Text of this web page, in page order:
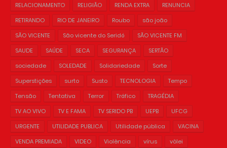
RELACIONAMENTO
RELIGIÃO RENDA EXTRA
RENUNCIA
RETIRANDO
RIO DE JANEIRO Roubo
são joão
SÃO VICENTE
São vicente do Seridó
SÃO VICENTE FM
SAUDE
SAÚDE SECA SEGURANÇA
SERTÃO
sociedade
SOLEDADE Solidariedade
Sorte
Superstições
surto Susto TECNOLOGIA
Tempo
Tensão
Tentativa Terror Tráfico
TRAGÉDIA
TV AO VIVO
TV E FAMA TV SERIDO PB UEPB
UFCG
URGENTE
UTILIDADE PUBLICA Utilidade pública
VACINA
VENDA PREMIADA
VIDEO Violência vírus
vôlei